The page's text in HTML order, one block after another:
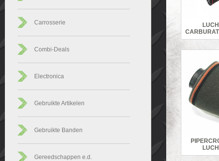
Carrosserie
Combi-Deals
Electronica
Gebruikte Artikelen
Gebruikte Banden
Gereedschappen e.d.